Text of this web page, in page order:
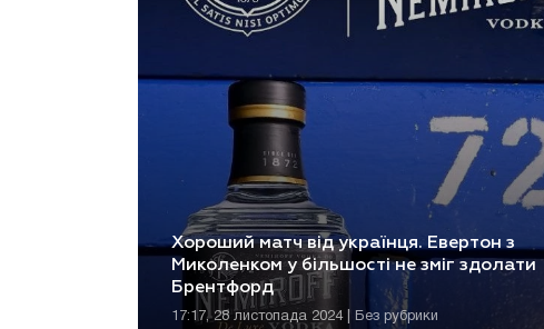
Хороший матч від українця. Евертон з
Миколенком у більшості не зміг здолати
Брентфорд
17:17, 28 листопада 2024 | Без рубрики